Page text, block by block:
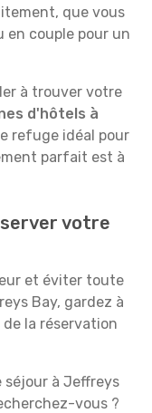
que vous
en couple pour un
à trouver votre
d'hôtels à
refuge idéal pour
parfait est à
votre
et éviter toute
Bay, gardez à
la réservation
séjour à Jeffreys
vous ?